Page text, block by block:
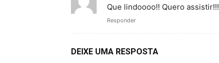
Que lindoooo!! Quero assistir!!!
Responder
DEIXE UMA RESPOSTA